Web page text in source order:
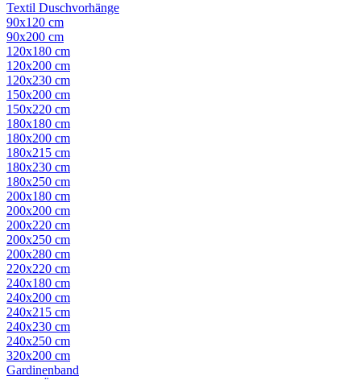
Textil Duschvorhänge
90x120 cm
90x200 cm
120x180 cm
120x200 cm
120x230 cm
150x200 cm
150x220 cm
180x180 cm
180x200 cm
180x215 cm
180x230 cm
180x250 cm
200x180 cm
200x200 cm
200x220 cm
200x250 cm
200x280 cm
220x220 cm
240x180 cm
240x200 cm
240x215 cm
240x230 cm
240x250 cm
320x200 cm
Gardinenband